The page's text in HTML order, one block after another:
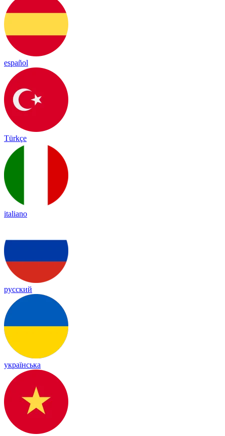
español
Türkçe
italiano
русский
українська